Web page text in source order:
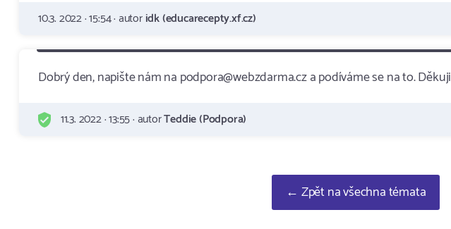
10.3. 2022 · 15:54 · autoridk (educarecepty.xf.cz)
Dobrý den, napište nám na podpora@webzdarma.cz a podíváme se na to. Děkuji
11.3. 2022 · 13:55 · autorTeddie (Podpora)
← Zpět na všechna témata